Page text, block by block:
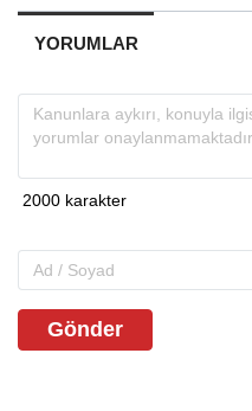
YORUMLAR
Gönder